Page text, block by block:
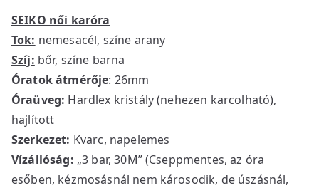
SEIKO női karóra
Tok: nemesacél, színe arany
Szíj: bőr, színe barna
Óratok átmérője: 26mm
Óraüveg: Hardlex kristály (nehezen karcolható),
hajlított
Szerkezet: Kvarc, napelemes
Vízállóság: „3 bar, 30M” (Cseppmentes, az óra
esőben, kézmosásnál nem károsodik, de úszásnál,